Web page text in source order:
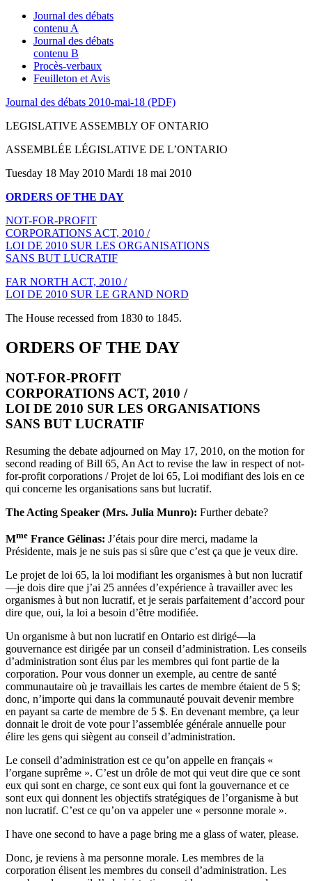
Journal des débats
contenu A
Journal des débats
contenu B
Procès-verbaux
Feuilleton et Avis
Journal des débats 2010-mai-18 (PDF)
LEGISLATIVE ASSEMBLY OF ONTARIO
ASSEMBLÉE LÉGISLATIVE DE L’ONTARIO
Tuesday 18 May 2010 Mardi 18 mai 2010
ORDERS OF THE DAY
NOT-FOR-PROFIT
CORPORATIONS ACT, 2010 /
LOI DE 2010 SUR LES ORGANISATIONS
SANS BUT LUCRATIF
FAR NORTH ACT, 2010 /
LOI DE 2010 SUR LE GRAND NORD
The House recessed from 1830 to 1845.
ORDERS OF THE DAY
NOT-FOR-PROFIT
CORPORATIONS ACT, 2010 /
LOI DE 2010 SUR LES ORGANISATIONS
SANS BUT LUCRATIF
Resuming the debate adjourned on May 17, 2010, on the motion for
second reading of Bill 65, An Act to revise the law in respect of not-
for-profit corporations / Projet de loi 65, Loi modifiant des lois en ce
qui concerne les organisations sans but lucratif.
The Acting Speaker (Mrs. Julia Munro): Further debate?
Mme France Gélinas: J’étais pour dire merci, madame la
Présidente, mais je ne suis pas si sûre que c’est ça que je veux dire.
Le projet de loi 65, la loi modifiant les organismes à but non lucratif
—je dois dire que j’ai 25 années d’expérience à travailler avec les
organismes à but non lucratif, et je serais parfaitement d’accord pour
dire que, oui, la loi a besoin d’être modifiée.
Un organisme à but non lucratif en Ontario est dirigé—la
gouvernance est dirigée par un conseil d’administration. Les conseils
d’administration sont élus par les membres qui font partie de la
corporation. Pour vous donner un exemple, au centre de santé
communautaire où je travaillais les cartes de membre étaient de 5 $;
donc, n’importe qui dans la communauté pouvait devenir membre
en payant sa carte de membre de 5 $. En devenant membre, ça leur
donnait le droit de vote pour l’assemblée générale annuelle pour
élire les gens qui siègent au conseil d’administration.
Le conseil d’administration est ce qu’on appelle en français «
l’organe suprême ». C’est un drôle de mot qui veut dire que ce sont
eux qui sont en charge, ce sont eux qui font la gouvernance et ce
sont eux qui donnent les objectifs stratégiques de l’organisme à but
non lucratif. C’est ce qu’on va appeler une « personne morale ».
I have one second to have a page bring me a glass of water, please.
Donc, je reviens à ma personne morale. Les membres de la
corporation élisent les membres du conseil d’administration. Les